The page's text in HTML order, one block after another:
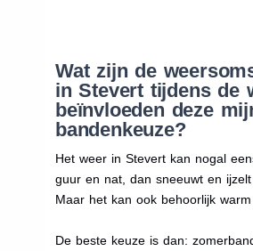
Wat zijn de
in Stevert tijdens de
beïnvloeden deze
bandenkeuze?
Het weer in Stevert kan nogal
guur en nat, dan sneeuwt en ijzelt
Maar het kan ook behoorlijk warm
De beste keuze is dan: